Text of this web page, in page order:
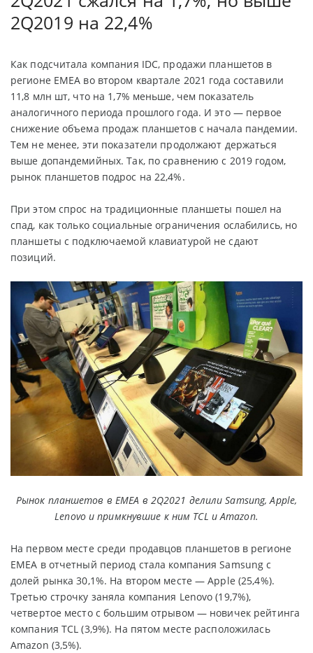
2Q2019 на 22,4%
Как подсчитала компания IDC, продажи планшетов в
регионе EMEA во втором квартале 2021 года составили
11,8 млн шт, что на 1,7% меньше, чем показатель
аналогичного периода прошлого года. И это — первое
снижение объема продаж планшетов с начала пандемии.
Тем не менее, эти показатели продолжают держаться
выше допандемийных. Так, по сравнению с 2019 годом,
рынок планшетов подрос на 22,4%.
При этом спрос на традиционные планшеты пошел на
спад, как только социальные ограничения ослабились, но
планшеты с подключаемой клавиатурой не сдают
позиций.
Рынок планшетов в EMEA в 2Q2021 делили Samsung, Apple,
Lenovo и примкнувшие к ним TCL и Amazon.
На первом месте среди продавцов планшетов в регионе
EMEA в отчетный период стала компания Samsung с
долей рынка 30,1%. На втором месте — Apple (25,4%).
Третью строчку заняла компания Lenovo (19,7%),
четвертое место с большим отрывом — новичек рейтинга
компания TCL (3,9%). На пятом месте расположилась
Amazon (3,5%).